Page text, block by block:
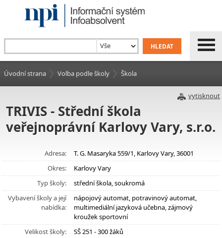
Úvodní strana Volba podle školy Škola
vytisknout
TRIVIS - Střední škola
veřejnoprávní Karlovy Vary, s.r.o.
Adresa:
T. G. Masaryka 559/1, Karlovy Vary, 36001
Okres:
Karlovy Vary
Typ školy:
střední škola, soukromá
Vybavení školy a její
nabídka:
nápojový automat, potravinový automat,
multimediální jazyková učebna, zájmový
kroužek sportovní
Velikost školy:
SŠ 251 - 300 žáků